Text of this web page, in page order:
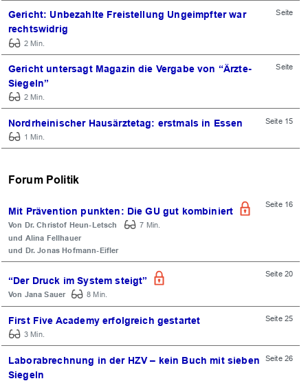
Gericht: Unbezahlte Freistellung Ungeimpfter war
rechtswidrig
Seite
2 Min.
Gericht untersagt Magazin die Vergabe von “Ärzte-
Siegeln”
Seite
2 Min.
Nordrheinischer Hausärztetag: erstmals in Essen
Seite 15
1 Min.
Forum Politik
Mit Prävention punkten: Die GU gut kombiniert
Seite 16
Dr. Christof Heun-Letsch
Alina Fellhauer
Dr. Jonas Hofmann-Eifler
7 Min.
“Der Druck im System steigt”
Seite 20
Jana Sauer 8 Min.
First Five Academy erfolgreich gestartet
Seite 25
3 Min.
Laborabrechnung in der HZV – kein Buch mit sieben
Siegeln
Seite 26